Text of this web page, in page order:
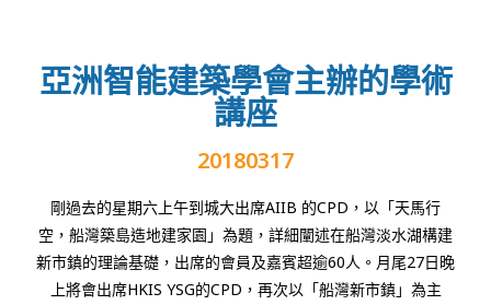
亞洲智能建築學會主辦的學術
講座
20180317
剛過去的星期六上午到城大出席AIIB 的CPD ，以「天馬行
空，船灣築島造地建家園」為題，詳細闡述在船灣淡水湖構建
新市鎮的理論基礎，出席的會員及嘉賓超逾60人。月尾27日晚
上將會出席HKIS YSG的CPD ，再次以「船灣新市鎮」為主